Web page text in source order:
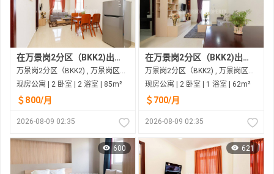
在万景岗2分区（BKK2)出租的现房公寓
万景岗2分区（BKK2) , 万景岗区（BKK) , 金边市
现房公寓 | 2 卧室 | 2 浴室 | 85m²
＄800/月
2026-08-09 02:35
在万景岗2分区（BKK2)出租的现房公寓
万景岗2分区（BKK2) , 万景岗区（BKK) , 金边市
现房公寓 | 2 卧室 | 1 浴室 | 62m²
＄700/月
2026-08-09 02:35
600 621